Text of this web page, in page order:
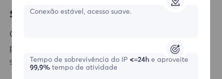
soluções aos seus projetos
Garantimos que a integração de nossos
produtos em sua infraestrutura de raspagem
seja o mais fácil possível.
Conexão estável, acesso suave.
Tempo de sobrevivência do IP <=24h e aproveite
99,9%tempo de atividade